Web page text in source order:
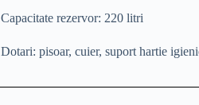
Capacitate rezervor: 220 litri
Dotari: pisoar, cuier, suport hartie